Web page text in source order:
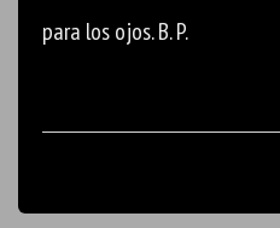
para los ojos. B. P.